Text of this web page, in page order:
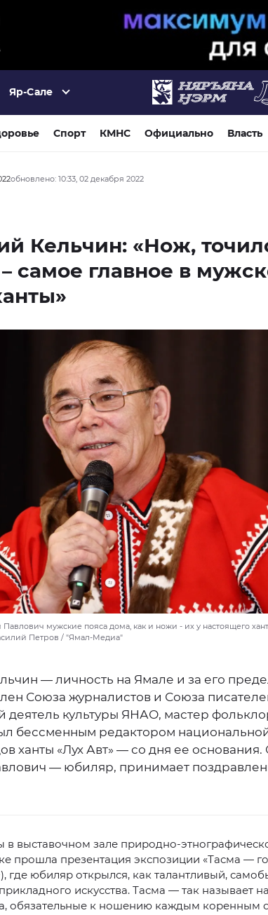
Яр-Сале
Спорт КМНС Официально Власть
обновлено: 10:33, 02 декабря 2022
Кельчин: «Нож,
самое главное в
Павлович мужские пояса дома, как и ножи - их у настоящего
Петров / "Ямал-Медиа"
— личность на Ямале и за его
Союза журналистов и Союза
деятель культуры ЯНАО, мастер
бессменным редактором
ханты «Лух Авт» — со дня ее основания.
— юбиляр, принимает
в выставочном зале природно-
прошла презентация экспозиции «Тасма —
где юбиляр открылся, как талантливый,
искусства. Тасма — так называет
обязательные к ношению каждым коренным